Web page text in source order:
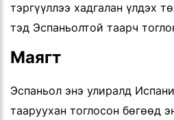
тэргүүллээ хадгалан үлдэх
тэд Эспаньолтой таарч
Маягт
Эспаньол энэ улиралд
тааруухан тоглосон бөгөөд